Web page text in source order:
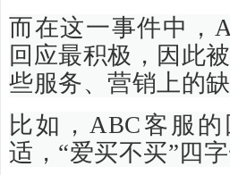
而在这一事件中，
回应最积极，因此
些服务、营销上的缺
比如，ABC客服
适，“爱买不买”四